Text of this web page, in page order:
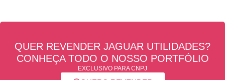
QUER REVENDER JAGUAR UTILIDADES?
CONHEÇA TODO O NOSSO PORTFÓLIO
EXCLUSIVO PARA CNPJ